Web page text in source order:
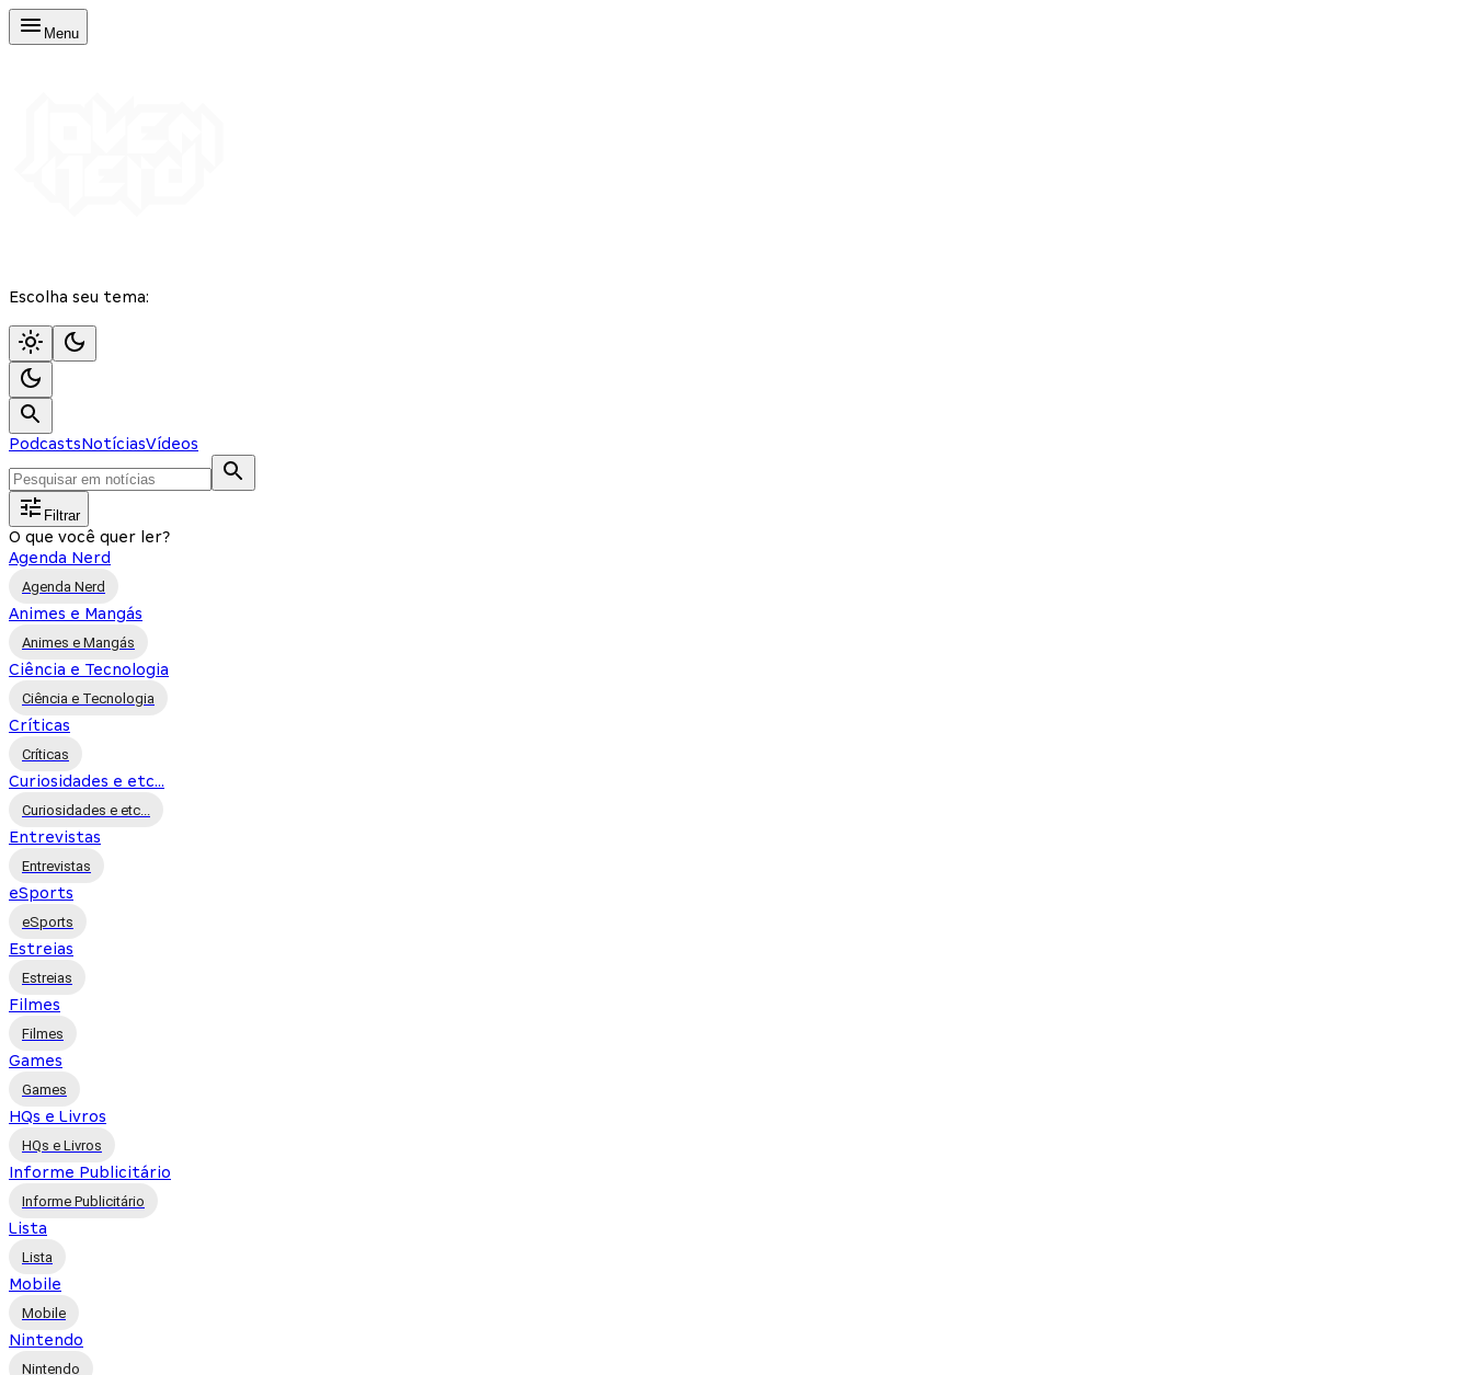
Menu
Escolha seu tema:
PodcastsNotíciasVídeos
Filtrar
O que você quer ler?
Agenda Nerd
Agenda Nerd
Animes e Mangás
Animes e Mangás
Ciência e Tecnologia
Ciência e Tecnologia
Críticas
Críticas
Curiosidades e etc...
Curiosidades e etc...
Entrevistas
Entrevistas
eSports
eSports
Estreias
Estreias
Filmes
Filmes
Games
Games
HQs e Livros
HQs e Livros
Informe Publicitário
Informe Publicitário
Lista
Lista
Mobile
Mobile
Nintendo
Nintendo